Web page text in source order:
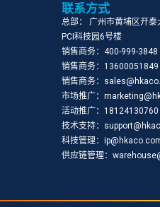
联系方式
总部： 广州市黄埔区开
PCI科技园6号楼
销售商务：400-999-3848
销售商务：13600051849
销售商务：
市场推广：
活动推广：18124130760
技术支持：
科技管理：
供应链管理：